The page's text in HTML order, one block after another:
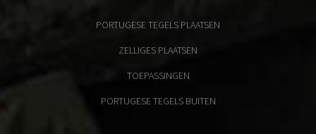
PORTUGESE TEGELS PLAATSEN
ZELLIGES PLAATSEN
TOEPASSINGEN
PORTUGESE TEGELS BUITEN